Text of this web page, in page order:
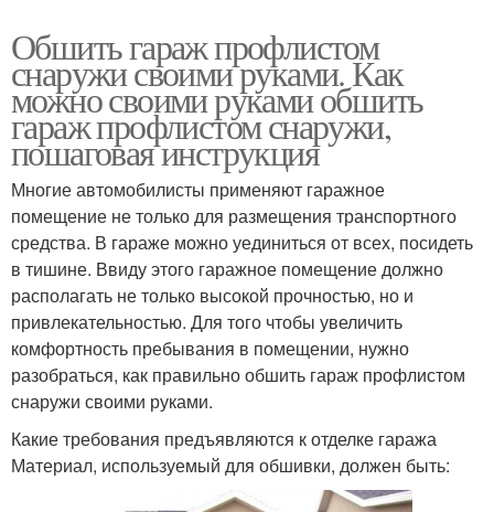
Обшить гараж профлистом
снаружи своими руками. Как
можно своими руками обшить
гараж профлистом снаружи,
пошаговая инструкция
Многие автомобилисты применяют гаражное
помещение не только для размещения транспортного
средства. В гараже можно уединиться от всех, посидеть
в тишине. Ввиду этого гаражное помещение должно
располагать не только высокой прочностью, но и
привлекательностью. Для того чтобы увеличить
комфортность пребывания в помещении, нужно
разобраться, как правильно обшить гараж профлистом
снаружи своими руками.
Какие требования предъявляются к отделке гаража
Материал, используемый для обшивки, должен быть: